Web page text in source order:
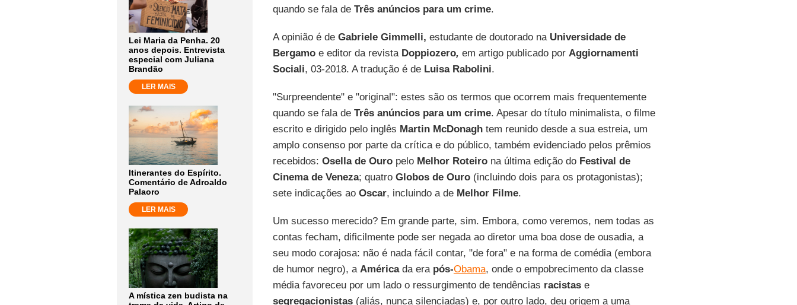
Lei Maria da Penha. 20
anos depois. Entrevista
especial com Juliana
Brandão
LER MAIS
Itinerantes do Espírito.
Comentário de Adroaldo
Palaoro
LER MAIS
A mística zen budista na
quando se fala de Três anúncios para um crime.
A opinião é deGabriele Gimmelli, estudante de doutorado na Universidade de
Bergamoe editor da revista Doppiozero, em artigo publicado por Aggiornamenti
Sociali, 03-2018. A tradução é de Luisa Rabolini.
"Surpreendente" e "original": estes são os termos que ocorrem mais frequentemente
quando se fala de Três anúncios para um crime. Apesar do título minimalista, o filme
escrito e dirigido pelo inglês Martin McDonaghtem reunido desde a sua estreia, um
amplo consenso por parte da crítica e do público, também evidenciado pelos prêmios
recebidos: Osella de Ouropelo Melhor Roteirona última edição do Festival de
Cinema de Veneza; quatro Globos de Ouro(incluindo dois para os protagonistas);
sete indicações ao Oscar, incluindo a de Melhor Filme.
Um sucesso merecido? Em grande parte, sim. Embora, como veremos, nem todas as
contas fecham, dificilmente pode ser negada ao diretor uma boa dose de ousadia, a
seu modo corajosa: não é nada fácil contar, "de fora" e na forma de comédia (embora
de humor negro), a Américada era pós-Obama, onde o empobrecimento da classe
média favoreceu por um lado o ressurgimento de tendências racistase
segregacionistas(aliás, nunca silenciadas) e, por outro lado, deu origem a uma